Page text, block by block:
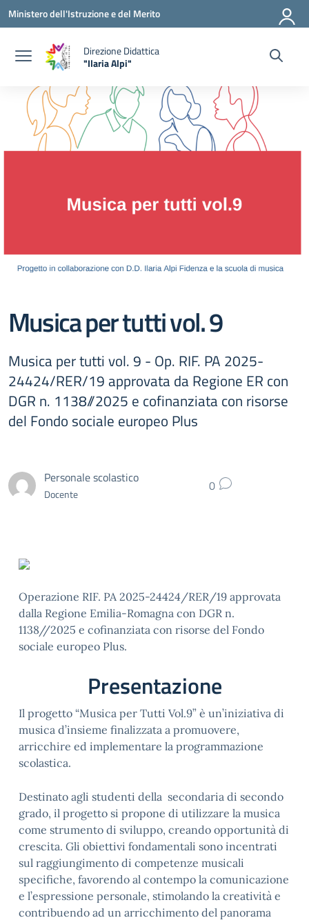
Vai ai contenuti
Vai al menu di navigazione
Vai al footer
Ministero dell'Istruzione e del Merito
Direzione Didattica
"Ilaria Alpi"
Musica per tutti vol. 9
Musica per tutti vol. 9 - Op. RIF. PA 2025-
24424/RER/19 approvata da Regione ER con
DGR n. 1138//2025 e cofinanziata con risorse
del Fondo sociale europeo Plus
Personale scolastico
Docente 0
Operazione RIF. PA 2025-24424/RER/19 approvata
dalla Regione Emilia-Romagna con DGR n.
1138//2025 e cofinanziata con risorse del Fondo
sociale europeo Plus.
Presentazione
Il progetto “Musica per Tutti Vol.9” è un’iniziativa di
musica d’insieme finalizzata a promuovere,
arricchire ed implementare la programmazione
scolastica.
Destinato agli studenti della secondaria di secondo
grado, il progetto si propone di utilizzare la musica
come strumento di sviluppo, creando opportunità di
crescita. Gli obiettivi fondamentali sono incentrati
sul raggiungimento di competenze musicali
specifiche, favorendo al contempo la comunicazione
e l’espressione personale, stimolando la creatività e
contribuendo ad un arricchimento del panorama